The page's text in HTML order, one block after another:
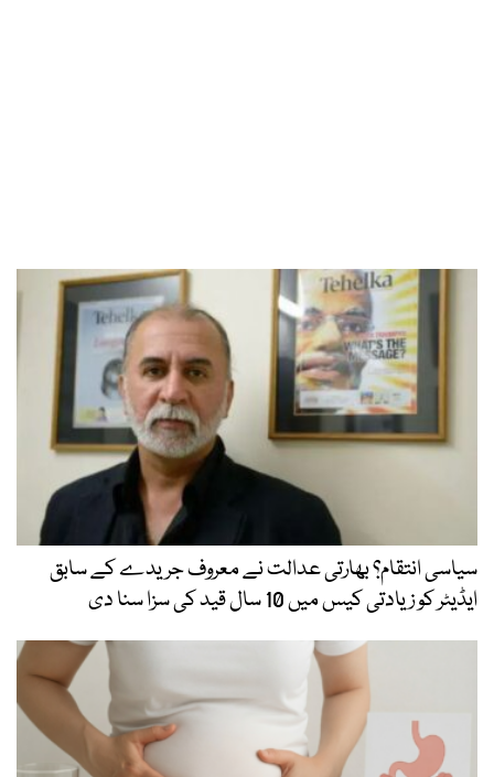
سیاسی انتقام؟ بھارتی عدالت نے معروف جریدے کے سابق
ایڈیٹر کو زیادتی کیس میں 10 سال قید کی سزا سنا دی